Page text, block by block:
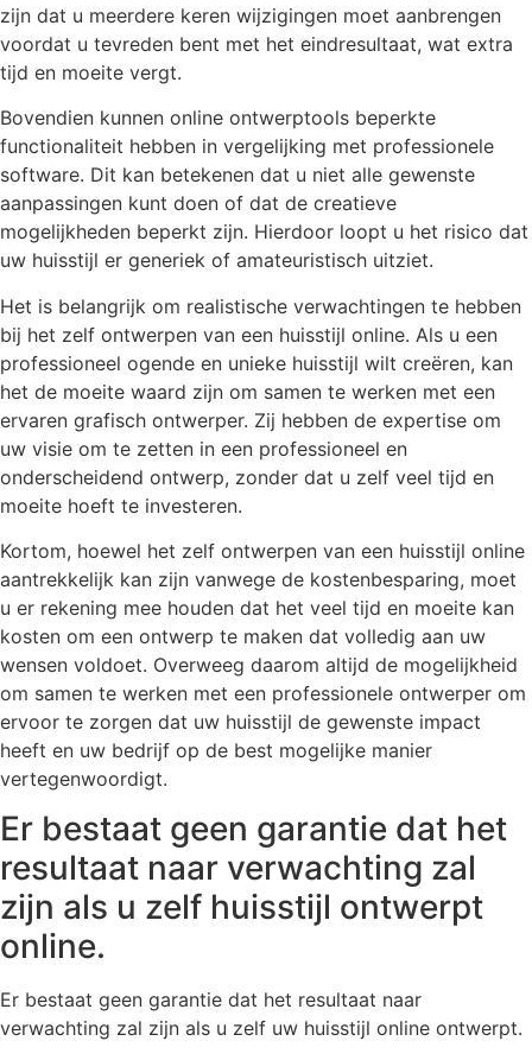
zijn dat u meerdere keren wijzigingen moet aanbrengen
voordat u tevreden bent met het eindresultaat, wat extra
tijd en moeite vergt.
Bovendien kunnen online ontwerptools beperkte
functionaliteit hebben in vergelijking met professionele
software. Dit kan betekenen dat u niet alle gewenste
aanpassingen kunt doen of dat de creatieve
mogelijkheden beperkt zijn. Hierdoor loopt u het risico dat
uw huisstijl er generiek of amateuristisch uitziet.
Het is belangrijk om realistische verwachtingen te hebben
bij het zelf ontwerpen van een huisstijl online. Als u een
professioneel ogende en unieke huisstijl wilt creëren, kan
het de moeite waard zijn om samen te werken met een
ervaren grafisch ontwerper. Zij hebben de expertise om
uw visie om te zetten in een professioneel en
onderscheidend ontwerp, zonder dat u zelf veel tijd en
moeite hoeft te investeren.
Kortom, hoewel het zelf ontwerpen van een huisstijl online
aantrekkelijk kan zijn vanwege de kostenbesparing, moet
u er rekening mee houden dat het veel tijd en moeite kan
kosten om een ontwerp te maken dat volledig aan uw
wensen voldoet. Overweeg daarom altijd de mogelijkheid
om samen te werken met een professionele ontwerper om
ervoor te zorgen dat uw huisstijl de gewenste impact
heeft en uw bedrijf op de best mogelijke manier
vertegenwoordigt.
Er bestaat geen garantie dat het
resultaat naar verwachting zal
zijn als u zelf huisstijl ontwerpt
online.
Er bestaat geen garantie dat het resultaat naar
verwachting zal zijn als u zelf uw huisstijl online ontwerpt.